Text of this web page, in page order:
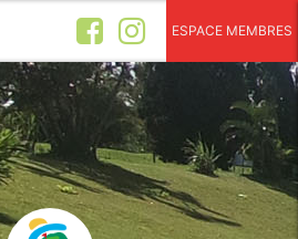
ESPACE MEMBRES